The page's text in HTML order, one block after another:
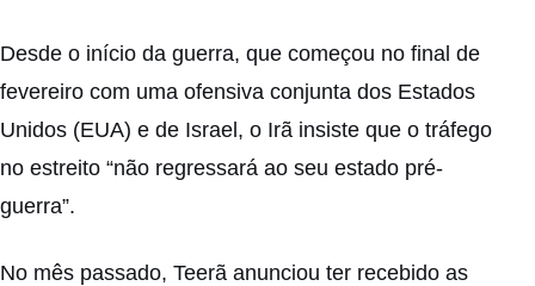
Desde o início da guerra, que começou no final de
fevereiro com uma ofensiva conjunta dos Estados
Unidos (EUA) e de Israel, o Irã insiste que o tráfego
no estreito “não regressará ao seu estado pré-
guerra”.
No mês passado, Teerã anunciou ter recebido as